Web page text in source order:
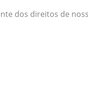
dos direitos de